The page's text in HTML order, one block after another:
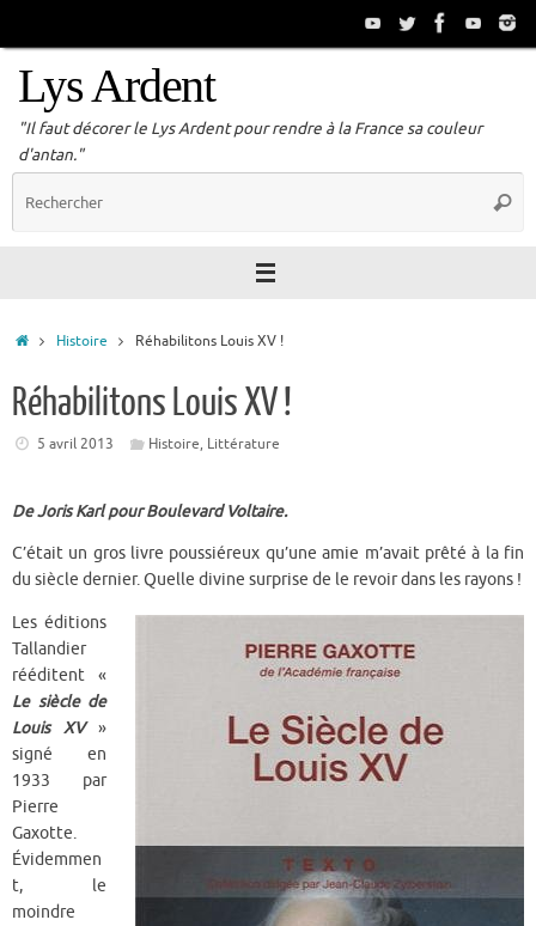
Lys Ardent
"Il faut décorer le Lys Ardent pour rendre à la France sa couleur
d'antan."
AccueilHistoire Réhabilitons Louis XV !
Réhabilitons Louis XV !
5 avril 2013 Histoire, Littérature
De Joris Karl pour Boulevard Voltaire.
C’était un gros livre poussiéreux qu’une amie m’avait prêté à la fin
du siècle dernier. Quelle divine surprise de le revoir dans les rayons !
Les éditions
Tallandier
rééditent «
Le siècle de
Louis XV»
signé en
1933 par
Pierre
Gaxotte.
Évidemmen
t, le
moindre